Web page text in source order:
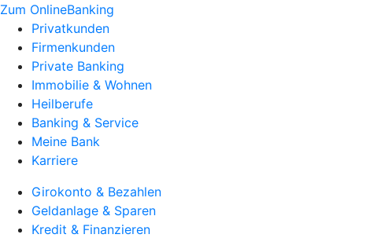
Zum OnlineBanking
Privatkunden
Firmenkunden
Private Banking
Immobilie & Wohnen
Heilberufe
Banking & Service
Meine Bank
Karriere
Girokonto & Bezahlen
Geldanlage & Sparen
Kredit & Finanzieren